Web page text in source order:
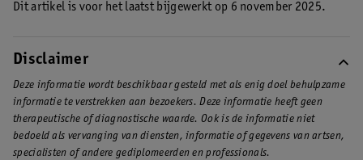
Dit artikel is voor het laatst bijgewerkt op 6 november 2025.
Disclaimer
Deze informatie wordt beschikbaar gesteld met als enig doel behulpzame
informatie te verstrekken aan bezoekers. Deze informatie heeft geen
therapeutische of diagnostische waarde. Ook is de informatie niet
bedoeld als vervanging van diensten, informatie of gegevens van artsen,
specialisten of andere gediplomeerden en professionals.